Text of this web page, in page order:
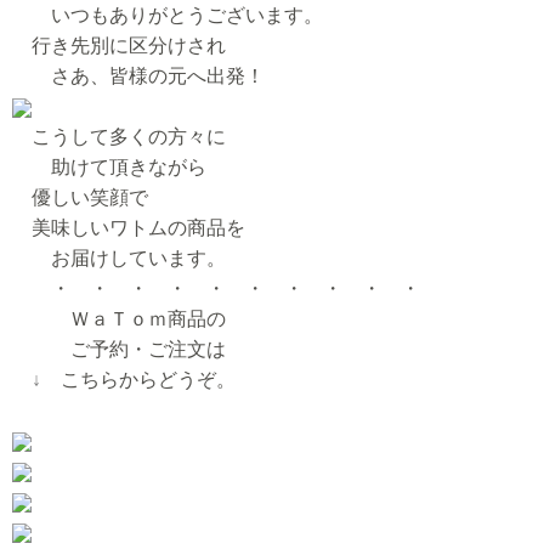
いつもありがとうございます。
行き先別に区分けされ
さあ、皆様の元へ出発！
こうして多くの方々に
助けて頂きながら
優しい笑顔で
美味しいワトムの商品を
お届けしています。
・ ・ ・ ・ ・ ・ ・ ・ ・ ・
ＷａＴｏｍ商品の
ご予約・ご注文は
↓
こちらからどうぞ。